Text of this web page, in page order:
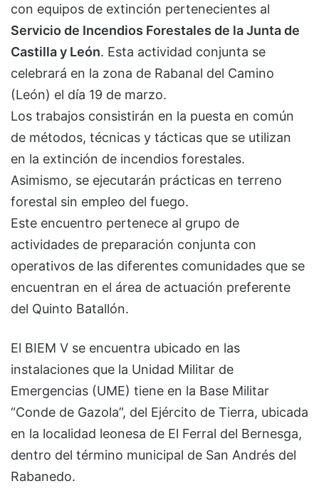
con equipos de extinción pertenecientes al
Servicio de Incendios Forestales de la Junta de
Castilla y León. Esta actividad conjunta se
celebrará en la zona de Rabanal del Camino
(León) el día 19 de marzo.
Los trabajos consistirán en la puesta en común
de métodos, técnicas y tácticas que se utilizan
en la extinción de incendios forestales.
Asimismo, se ejecutarán prácticas en terreno
forestal sin empleo del fuego.
Este encuentro pertenece al grupo de
actividades de preparación conjunta con
operativos de las diferentes comunidades que se
encuentran en el área de actuación preferente
del Quinto Batallón.
El BIEM V se encuentra ubicado en las
instalaciones que la Unidad Militar de
Emergencias (UME) tiene en la Base Militar
“Conde de Gazola”, del Ejército de Tierra, ubicada
en la localidad leonesa de El Ferral del Bernesga,
dentro del término municipal de San Andrés del
Rabanedo.